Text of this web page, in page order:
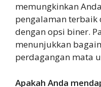
memungkinkan
pengalaman
dengan opsi biner.
menunjukkan
perdagangan mata
Apakah Anda